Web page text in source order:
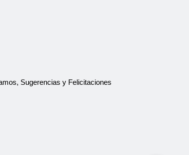
Sugerencias y Felicitaciones